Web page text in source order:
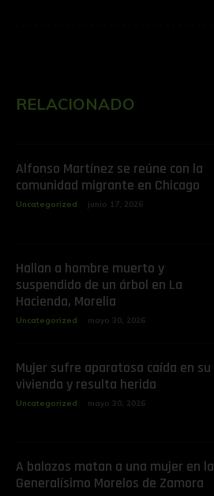
RELACIONADO
Alfonso Martínez se reúne con la
comunidad migrante en Chicago
Uncategorized junio 17, 2026
Hallan a hombre muerto y
suspendido de un árbol en La
Hacienda, Morelia
Uncategorized mayo 30, 2026
Mujer sufre aparatosa caída en su
vivienda y resulta herida
Uncategorized mayo 30, 2026
A balazos matan a una mujer en la
Generalísimo Morelos de Zamora